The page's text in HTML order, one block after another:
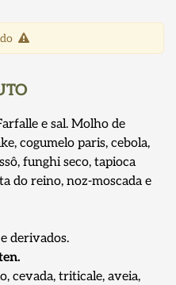
e sal. Molho de
cogumelo paris, cebola,
funghi seco, tapioca
do reino, noz-moscada e
derivados.
cevada, triticale, aveia,